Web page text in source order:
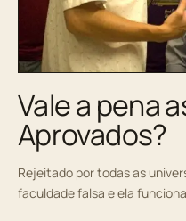
Vale a pena
Aprovados?
Rejeitado por todas as
faculdade falsa e ela